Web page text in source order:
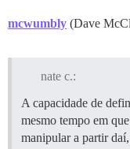
mcwumbly (Dave
nate c.:
A capacidade de
mesmo tempo em
manipular a partir